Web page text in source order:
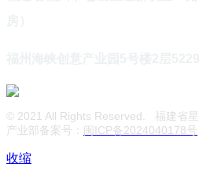
© 2021 All Rights Reserved. 福建省
产业部备案号： 闽ICP备2024040178号
收缩